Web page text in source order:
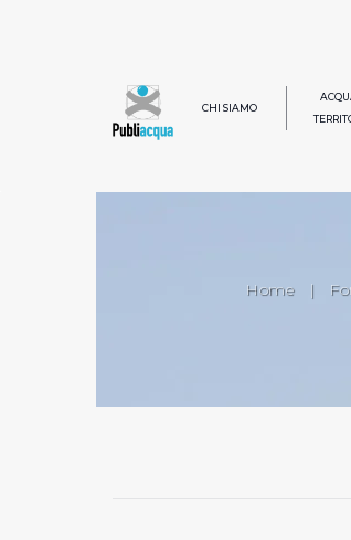
CHI SIAMO
Home |